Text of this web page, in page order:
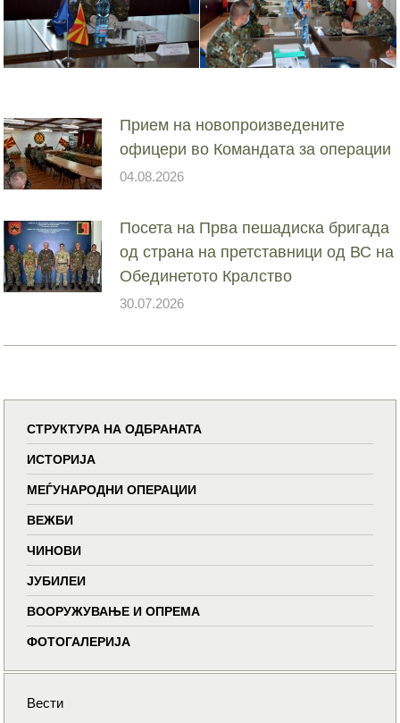
Прием на новопроизведените
офицери во Командата за операции
04.08.2026
Посета на Прва пешадиска бригада
од страна на претставници од ВС на
Обединетото Кралство
30.07.2026
СТРУКТУРА НА ОДБРАНАТА
ИСТОРИЈА
МЕЃУНАРОДНИ ОПЕРАЦИИ
ВЕЖБИ
ЧИНОВИ
ЈУБИЛЕИ
ВООРУЖУВАЊЕ И ОПРЕМА
ФОТОГАЛЕРИЈА
Вести